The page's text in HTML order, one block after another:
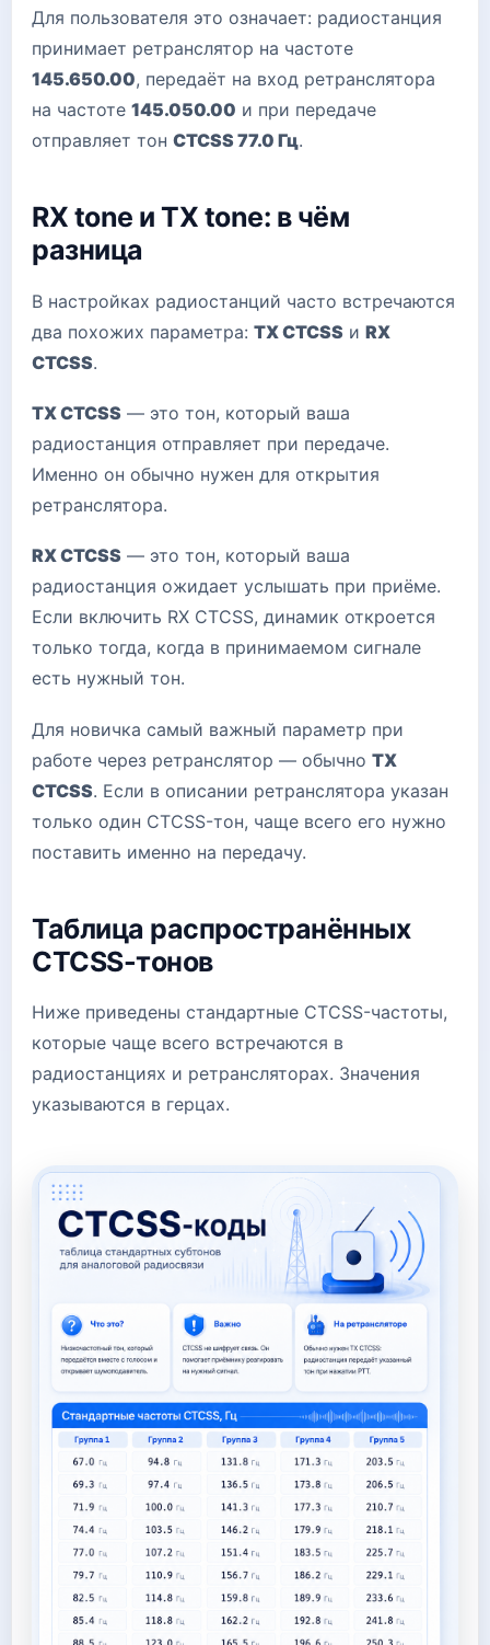
Для пользователя это означает: радиостанция
принимает ретранслятор на частоте
145.650.00, передаёт на вход ретранслятора
на частоте 145.050.00 и при передаче
отправляет тон CTCSS 77.0 Гц.
RX tone и TX tone: в чём
разница
В настройках радиостанций часто встречаются
два похожих параметра: TX CTCSS и RX
CTCSS.
TX CTCSS — это тон, который ваша
радиостанция отправляет при передаче.
Именно он обычно нужен для открытия
ретранслятора.
RX CTCSS — это тон, который ваша
радиостанция ожидает услышать при приёме.
Если включить RX CTCSS, динамик откроется
только тогда, когда в принимаемом сигнале
есть нужный тон.
Для новичка самый важный параметр при
работе через ретранслятор — обычно TX
CTCSS. Если в описании ретранслятора указан
только один CTCSS-тон, чаще всего его нужно
поставить именно на передачу.
Таблица распространённых
CTCSS-тонов
Ниже приведены стандартные CTCSS-частоты,
которые чаще всего встречаются в
радиостанциях и ретрансляторах. Значения
указываются в герцах.